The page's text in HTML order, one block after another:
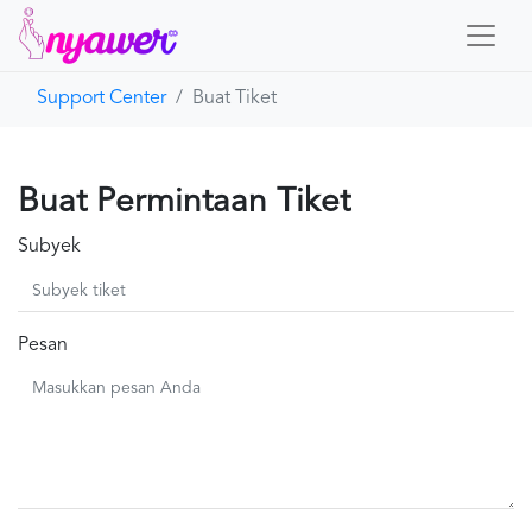
Beranda
Support Center Buat Tiket
Buat Permintaan Tiket
Subyek
Pesan